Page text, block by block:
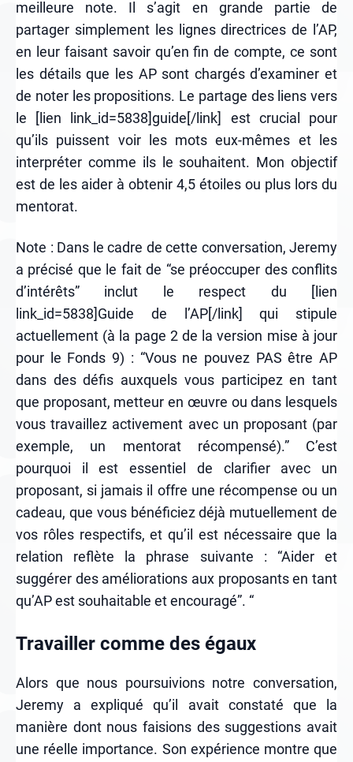
meilleure note. Il s’agit en grande partie de
partager simplement les lignes directrices de l’AP,
en leur faisant savoir qu’en fin de compte, ce sont
les détails que les AP sont chargés d’examiner et
de noter les propositions. Le partage des liens vers
le [lien link_id=5838]guide[/link] est crucial pour
qu’ils puissent voir les mots eux-mêmes et les
interpréter comme ils le souhaitent. Mon objectif
est de les aider à obtenir 4,5 étoiles ou plus lors du
mentorat.
Note : Dans le cadre de cette conversation, Jeremy
a précisé que le fait de “se préoccuper des conflits
d’intérêts” inclut le respect du [lien
link_id=5838]Guide de l’AP[/link] qui stipule
actuellement (à la page 2 de la version mise à jour
pour le Fonds 9) : “Vous ne pouvez PAS être AP
dans des défis auxquels vous participez en tant
que proposant, metteur en œuvre ou dans lesquels
vous travaillez activement avec un proposant (par
exemple, un mentorat récompensé).” C’est
pourquoi il est essentiel de clarifier avec un
proposant, si jamais il offre une récompense ou un
cadeau, que vous bénéficiez déjà mutuellement de
vos rôles respectifs, et qu’il est nécessaire que la
relation reflète la phrase suivante : “Aider et
suggérer des améliorations aux proposants en tant
qu’AP est souhaitable et encouragé”. “
Travailler comme des égaux
Alors que nous poursuivions notre conversation,
Jeremy a expliqué qu’il avait constaté que la
manière dont nous faisions des suggestions avait
une réelle importance. Son expérience montre que